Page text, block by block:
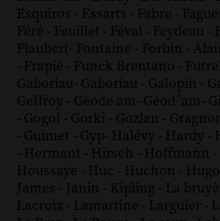
Esquiros - Essarts - Fabre -
Féré - Feuillet - Féval - Feydeau -
Flaubert- Fontaine - Forbin -
- Frapié - Funck Brentano -
Gaboriau- Gaboriau - Galopin -
Geffroy - Géode am- Géod´am-
- Gogol - Gorki - Gozlan -
- Guimet - Gyp- Halévy - Hardy -
- Hermant - Hirsch - Hoffmann -
Houssaye - Huc - Huchon - Hugo
James - Janin - Kipling - La
Lacroix - Lamartine - Larguier -